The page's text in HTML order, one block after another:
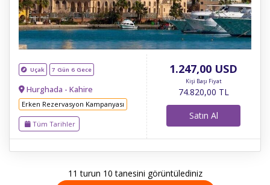
Uçak 7 Gün 6 Gece
Hurghada - Kahire
Erken Rezervasyon Kampanyası
Tüm Tarihler
1.247,00 USD
Kişi Başı Fiyat
74.820,00 TL
Satın Al
11 turun 10 tanesini görüntülediniz